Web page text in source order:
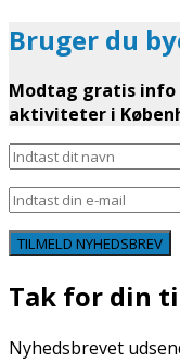
Bruger du
Modtag gratis
aktiviteter i
TILMELD NYHEDSBREV
Tak for din
Nyhedsbrevet